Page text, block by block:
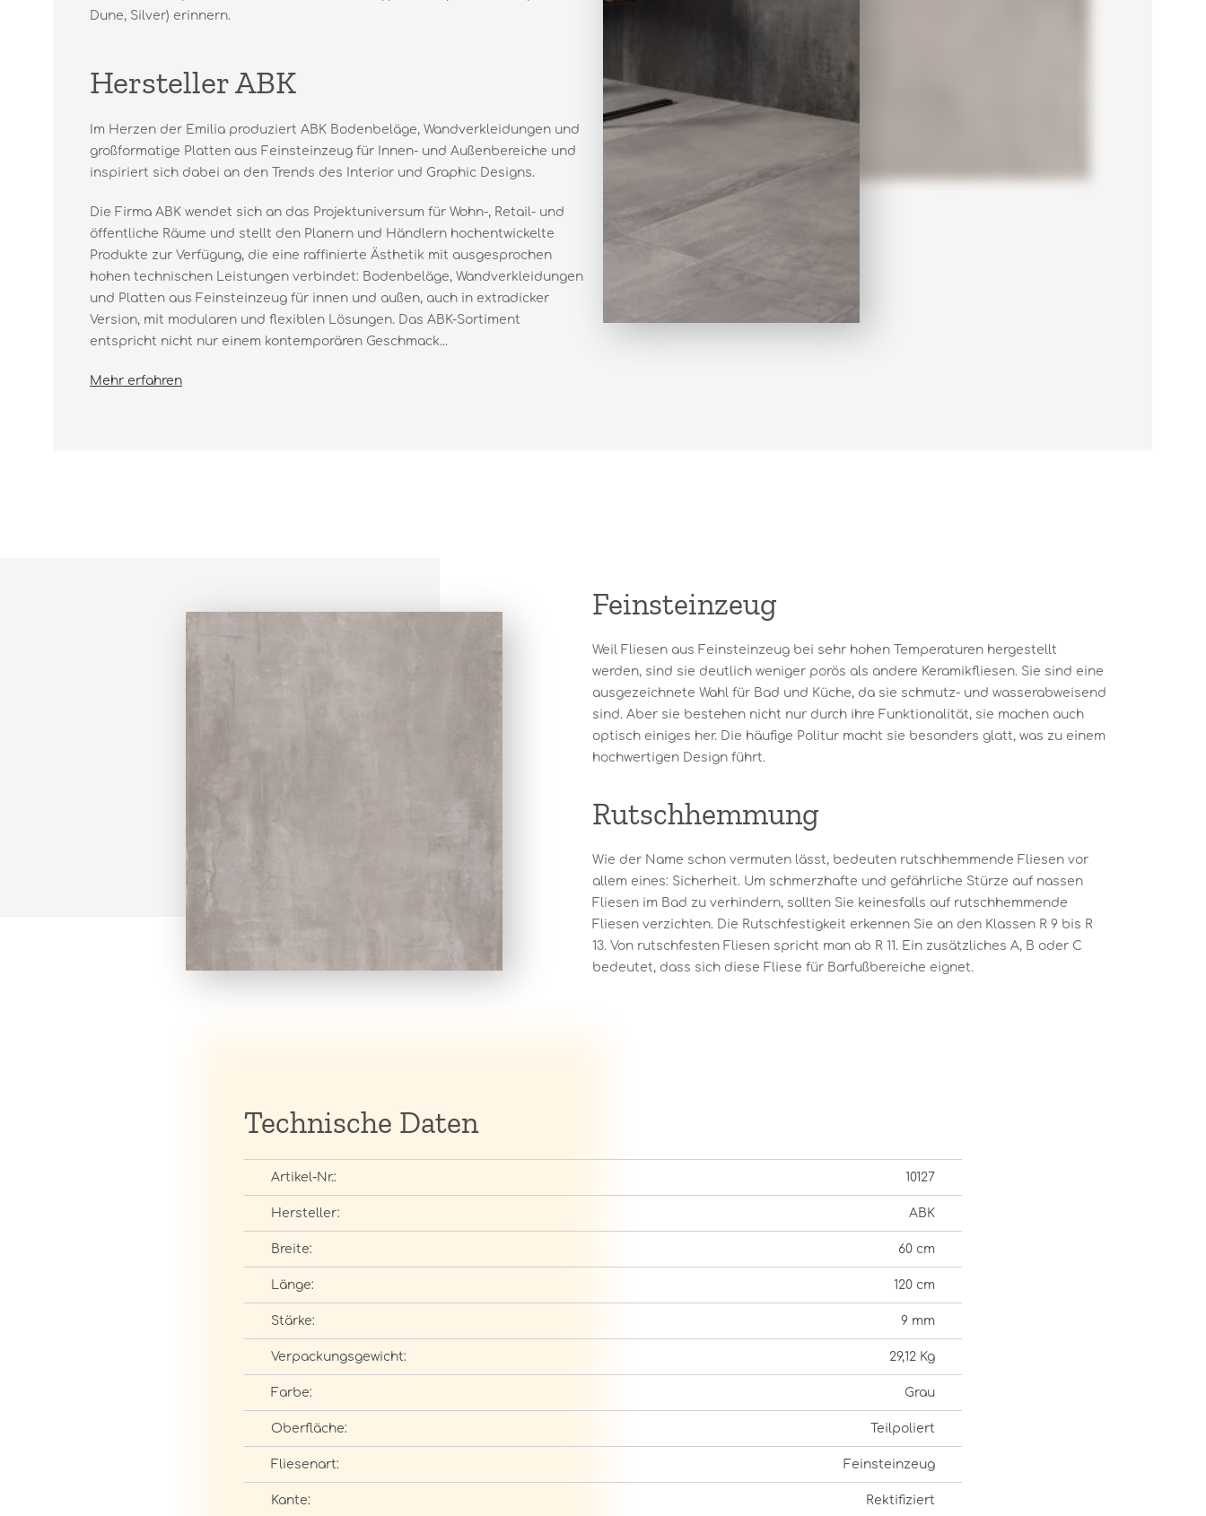
Dune, Silver) erinnern.
Hersteller ABK
Im Herzen der Emilia produziert ABK Bodenbeläge, Wandverkleidungen und
großformatige Platten aus Feinsteinzeug für Innen- und Außenbereiche und
inspiriert sich dabei an den Trends des Interior und Graphic Designs.
Die Firma ABK wendet sich an das Projektuniversum für Wohn-, Retail- und
öffentliche Räume und stellt den Planern und Händlern hochentwickelte
Produkte zur Verfügung, die eine raffinierte Ästhetik mit ausgesprochen
hohen technischen Leistungen verbindet: Bodenbeläge, Wandverkleidungen
und Platten aus Feinsteinzeug für innen und außen, auch in extradicker
Version, mit modularen und flexiblen Lösungen. Das ABK-Sortiment
entspricht nicht nur einem kontemporären Geschmack...
Mehr erfahren
Feinsteinzeug
Weil Fliesen aus Feinsteinzeug bei sehr hohen Temperaturen hergestellt
werden, sind sie deutlich weniger porös als andere Keramikfliesen. Sie sind eine
ausgezeichnete Wahl für Bad und Küche, da sie schmutz- und wasserabweisend
sind. Aber sie bestehen nicht nur durch ihre Funktionalität, sie machen auch
optisch einiges her. Die häufige Politur macht sie besonders glatt, was zu einem
hochwertigen Design führt.
Rutschhemmung
Wie der Name schon vermuten lässt, bedeuten rutschhemmende Fliesen vor
allem eines: Sicherheit. Um schmerzhafte und gefährliche Stürze auf nassen
Fliesen im Bad zu verhindern, sollten Sie keinesfalls auf rutschhemmende
Fliesen verzichten. Die Rutschfestigkeit erkennen Sie an den Klassen R 9 bis R
13. Von rutschfesten Fliesen spricht man ab R 11. Ein zusätzliches A, B oder C
bedeutet, dass sich diese Fliese für Barfußbereiche eignet.
Technische Daten
Artikel-Nr.: 10127
Hersteller: ABK
Breite: 60 cm
Länge: 120 cm
Stärke: 9 mm
Verpackungsgewicht: 29,12 Kg
Farbe: Grau
Oberfläche: Teilpoliert
Fliesenart: Feinsteinzeug
Kante: Rektifiziert